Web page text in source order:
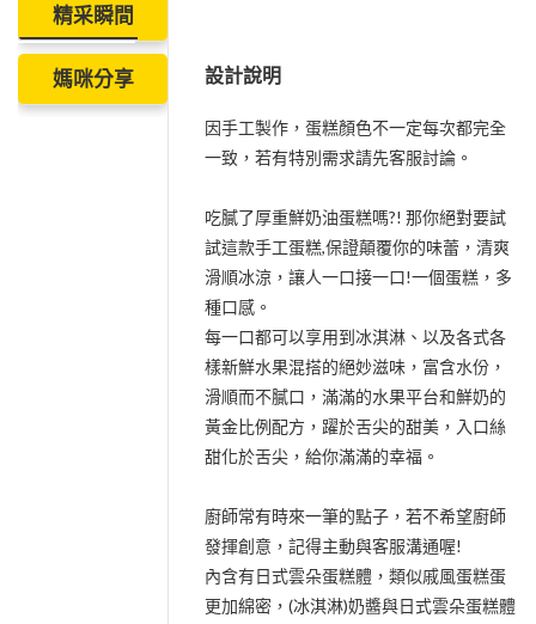
精采瞬間
媽咪分享 設計說明
因手工製作，蛋糕顏色不一定每次都完全
一致，若有特別需求請先客服討論。
吃膩了厚重鮮奶油蛋糕嗎?! 那你絕對要試
試這款手工蛋糕,保證顛覆你的味蕾，清爽
滑順冰涼，讓人一口接一口!一個蛋糕，多
種口感。
每一口都可以享用到冰淇淋、以及各式各
樣新鮮水果混搭的絕妙滋味，富含水份，
滑順而不膩口，滿滿的水果平台和鮮奶的
黃金比例配方，躍於舌尖的甜美，入口絲
甜化於舌尖，給你滿滿的幸福。
廚師常有時來一筆的點子，若不希望廚師
發揮創意，記得主動與客服溝通喔!
內含有日式雲朵蛋糕體，類似戚風蛋糕蛋
更加綿密，(冰淇淋)奶醬與日式雲朵蛋糕體